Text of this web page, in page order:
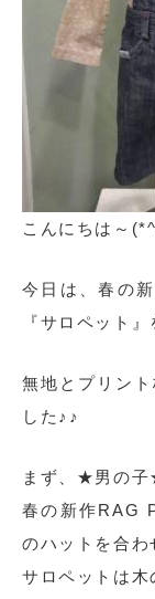
こんにちは～
今日は、春の
『サロペット
無地とプリン
した♪♪
まず、★男の
春の新作RAG
のハットを合わ
サロペットは